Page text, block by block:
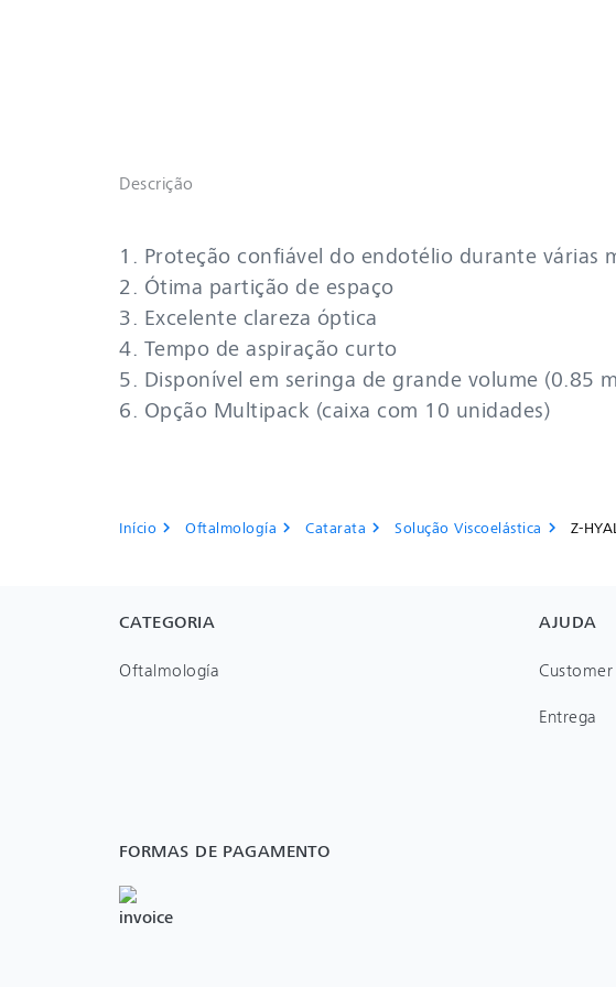
Descrição
1. Proteção confiável do endotélio durante várias
2. Ótima partição de espaço​
3. Excelente clareza óptica​
4. Tempo de aspiração curto​
5. Disponível em seringa de grande volume (0.85
6. Opção Multipack (caixa com 10 unidades)
Início chevron_right Oftalmología chevron_right Catarata chevron_right Solução Viscoelástica chevron_right Z-
CATEGORIA
Oftalmología
AJUDA
Customer
Entrega
FORMAS DE PAGAMENTO